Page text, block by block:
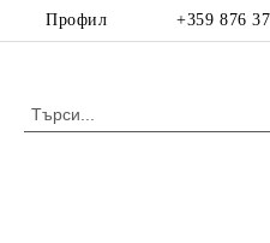
Профил +359 876